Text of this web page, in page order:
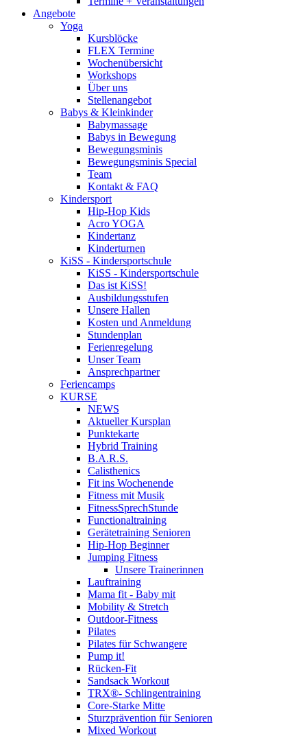
Angebote
Yoga
Kursblöcke
FLEX Termine
Wochenübersicht
Workshops
Über uns
Stellenangebot
Babys & Kleinkinder
Babymassage
Babys in Bewegung
Bewegungsminis
Bewegungsminis Special
Team
Kontakt & FAQ
Kindersport
Hip-Hop Kids
Acro YOGA
Kindertanz
Kinderturnen
KiSS - Kindersportschule
KiSS - Kindersportschule
Das ist KiSS!
Ausbildungsstufen
Unsere Hallen
Kosten und Anmeldung
Stundenplan
Ferienregelung
Unser Team
Ansprechpartner
Feriencamps
KURSE
NEWS
Aktueller Kursplan
Punktekarte
Hybrid Training
B.A.R.S.
Calisthenics
Fit ins Wochenende
Fitness mit Musik
FitnessSprechStunde
Functionaltraining
Gerätetraining Senioren
Hip-Hop Beginner
Jumping Fitness
Unsere Trainerinnen
Lauftraining
Mama fit - Baby mit
Mobility & Stretch
Outdoor-Fitness
Pilates
Pilates für Schwangere
Pump it!
Rücken-Fit
Sandsack Workout
TRX®- Schlingentraining
Core-Starke Mitte
Sturzprävention für Senioren
Mixed Workout